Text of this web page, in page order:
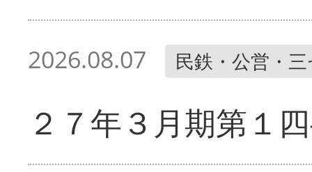
2026.08.07 民鉄・公営・
２７年３月期第１